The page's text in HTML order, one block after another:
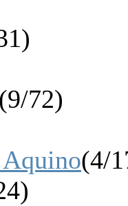
(9/72)
Aquino(4/